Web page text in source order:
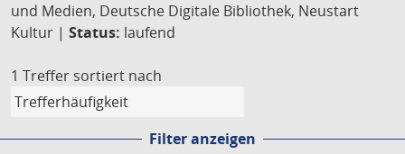
und Medien, Deutsche Digitale Bibliothek, Neustart
Kultur | Status: laufend
1 Treffer sortiert nach
Filter anzeigen